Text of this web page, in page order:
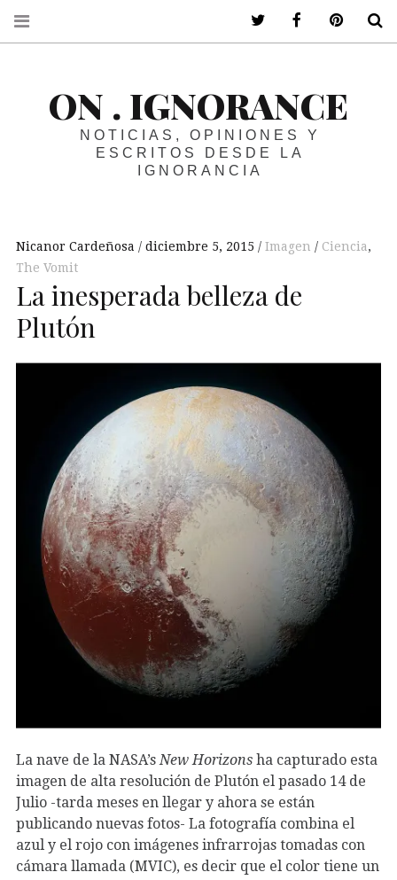
ON . IGNORANCE
NOTICIAS, OPINIONES Y
ESCRITOS DESDE LA
IGNORANCIA
Nicanor Cardeñosa diciembre 5, 2015 Imagen Ciencia,
The Vomit
La inesperada belleza de
Plutón
La nave de la NASA’s New Horizons ha capturado esta
imagen de alta resolución de Plutón el pasado 14 de
Julio -tarda meses en llegar y ahora se están
publicando nuevas fotos- La fotografía combina el
azul y el rojo con imágenes infrarrojas tomadas con
cámara llamada (MVIC), es decir que el color tiene un
ir a mi twitterir a mi facebook
ir a mi